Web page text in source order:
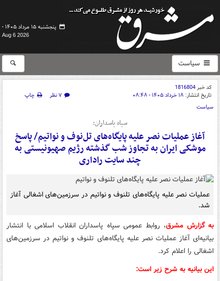
پنجشنبه ۱۵ مرداد ۱۴۰۵ -
Aug 6 2026
سیاست
کد خبر1816804
تاریخ انتشار: ۱۸ خرداد ۱۴۰۵ - ۰۸:۴۸ ۷ نظر
چاپ
سیاست
سپاه پاسداران:
آغاز عملیات نصر علیه پایگاه‌های تل‌نوف و نواتیم/ پاسخ
موشکی ایران به تجاوز شب گذشته رژیم صهیونیستی به
چند سایت راداری
عملیات نصر علیه پایگاه‌های تلنوف و نواتیم در سرزمین‌های اشغالی آغاز
شد.
به گزارش مشرق، روابط عمومی سپاه پاسداران انقلاب اسلامی با انتشار
بیانیه‌ای آغاز عملیات نصر علیه پایگاه‌های تلنوف و نواتیم در سرزمین‌های
اشغالی را اعلام کرد.
این بیانیه به شرح زیر است: